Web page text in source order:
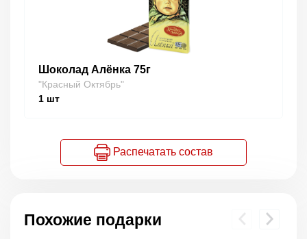
Шоколад Алёнка 75г
"Красный Октябрь"
1 шт
Распечатать состав
Похожие подарки